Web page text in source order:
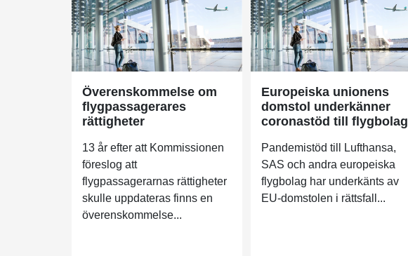
Överenskommelse om
flygpassagerares
rättigheter
13 år efter att Kommissionen
föreslog att
flygpassagerarnas rättigheter
skulle uppdateras finns en
överenskommelse...
Europeiska unionens
domstol underkänner
coronastöd till flygbolag
Pandemistöd till Lufthansa,
SAS och andra europeiska
flygbolag har underkänts av
EU-domstolen i rättsfall...